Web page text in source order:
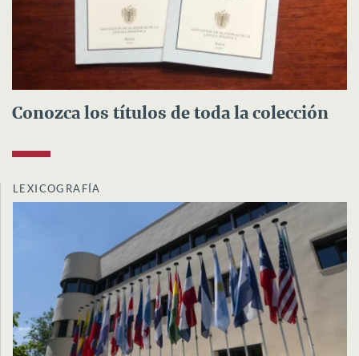
Conozca los títulos de toda la colección
LEXICOGRAFÍA